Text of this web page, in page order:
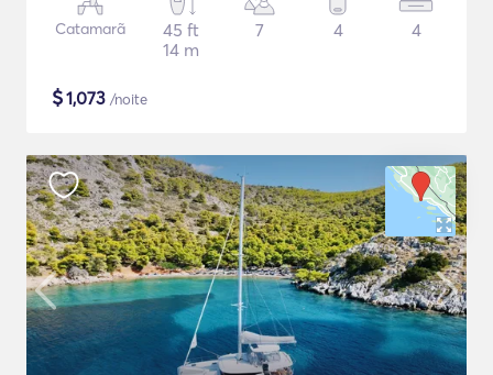
Catamarã
45 ft
14 m
7 4 4
$1,073 /noite